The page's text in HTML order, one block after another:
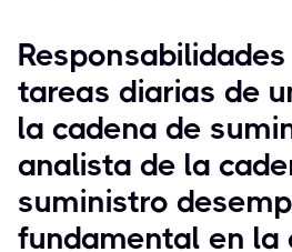
tareas diarias de
la cadena de
analista de la
suministro
fundamental en la